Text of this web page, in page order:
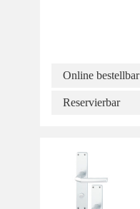
Online bestellbar
Reservierbar